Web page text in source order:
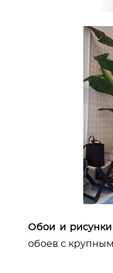
Обои и рисунки
обоев с